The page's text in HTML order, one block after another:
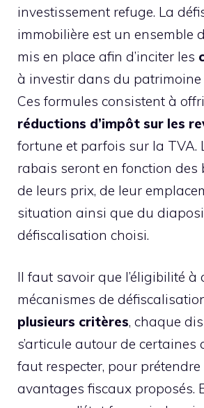
investissement refuge. La
immobilière est un ensemble
mis en place afin d’inciter les
à investir dans du patrimoine
Ces formules consistent à
réductions d’impôt sur les
fortune et parfois sur la TVA.
rabais seront en fonction des
de leurs prix, de leur
situation ainsi que du
défiscalisation choisi.
Il faut savoir que l’éligibilité à
mécanismes de
plusieurs critères, chaque
s’articule autour de certaines
faut respecter, pour
avantages fiscaux proposés.